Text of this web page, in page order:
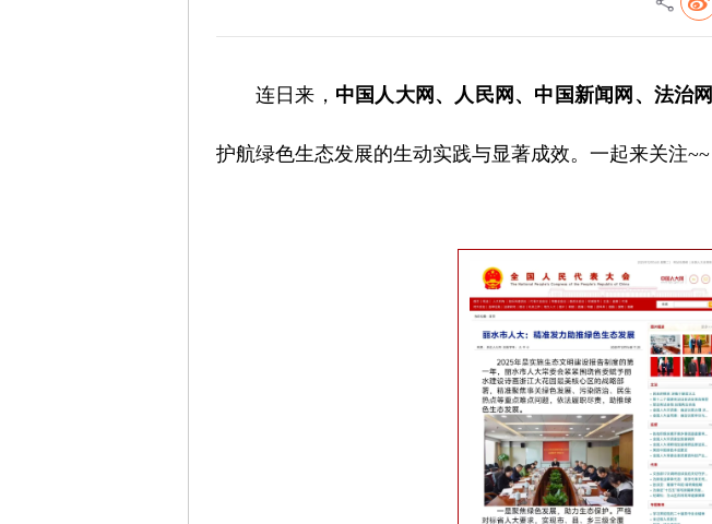
连日来， 中国人大网、人民网、中国新闻网、法治
护航绿色生态发展的生动实践与显著成效。一起来关注~~